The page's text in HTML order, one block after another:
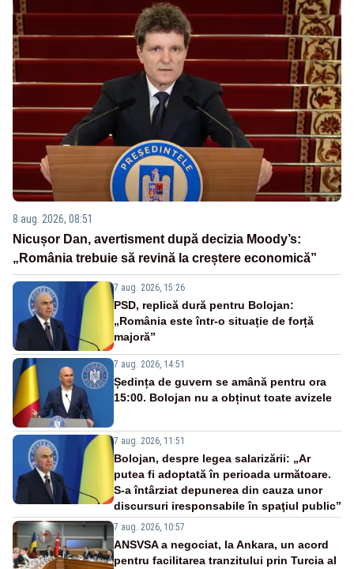
8 aug. 2026, 08:51
Nicușor Dan, avertisment după decizia Moody’s:
„România trebuie să revină la creștere economică”
7 aug. 2026, 15:26
PSD, replică dură pentru Bolojan:
„România este într-o situație de forță
majoră”
7 aug. 2026, 14:51
Ședința de guvern se amână pentru ora
15:00. Bolojan nu a obținut toate avizele
7 aug. 2026, 11:51
Bolojan, despre legea salarizării: „Ar
putea fi adoptată în perioada următoare.
S-a întârziat depunerea din cauza unor
discursuri iresponsabile în spaţiul public”
7 aug. 2026, 10:57
ANSVSA a negociat, la Ankara, un acord
pentru facilitarea tranzitului prin Turcia al